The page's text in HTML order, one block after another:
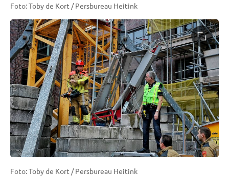
Foto: Toby de Kort / Persbureau Heitink
Foto: Toby de Kort / Persbureau Heitink